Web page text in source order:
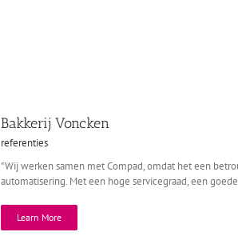
Bakkerij Voncken
referenties
"Wij werken samen met Compad, omdat het een
automatisering. Met een hoge servicegraad, een
Learn More